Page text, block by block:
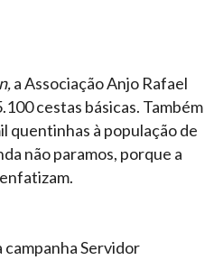
a Associação Anjo Rafael
cestas básicas. Também
quentinhas à população de
não paramos, porque a
campanha Servidor